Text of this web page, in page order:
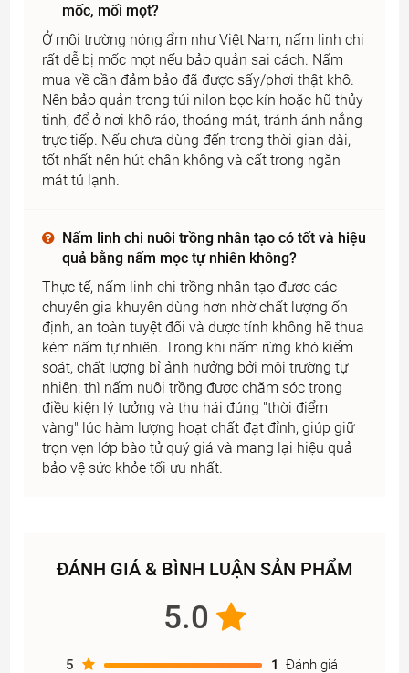
mốc, mối mọt?
Ở môi trường nóng ẩm như Việt Nam, nấm linh chi
rất dễ bị mốc mọt nếu bảo quản sai cách. Nấm
mua về cần đảm bảo đã được sấy/phơi thật khô.
Nên bảo quản trong túi nilon bọc kín hoặc hũ thủy
tinh, để ở nơi khô ráo, thoáng mát, tránh ánh nắng
trực tiếp. Nếu chưa dùng đến trong thời gian dài,
tốt nhất nên hút chân không và cất trong ngăn
mát tủ lạnh.
Nấm linh chi nuôi trồng nhân tạo có tốt và hiệu
quả bằng nấm mọc tự nhiên không?
Thực tế, nấm linh chi trồng nhân tạo được các
chuyên gia khuyên dùng hơn nhờ chất lượng ổn
định, an toàn tuyệt đối và dược tính không hề thua
kém nấm tự nhiên. Trong khi nấm rừng khó kiểm
soát, chất lượng bỉ ảnh hưởng bởi môi trường tự
nhiên; thì nấm nuôi trồng được chăm sóc trong
điều kiện lý tưởng và thu hái đúng "thời điểm
vàng" lúc hàm lượng hoạt chất đạt đỉnh, giúp giữ
trọn vẹn lớp bào tử quý giá và mang lại hiệu quả
bảo vệ sức khỏe tối ưu nhất.
ĐÁNH GIÁ & BÌNH LUẬN SẢN PHẨM
5.0
5 1 Đánh giá